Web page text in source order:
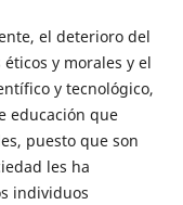
el deterioro del
y morales y el
y tecnológico,
educación que
puesto que son
les ha
individuos